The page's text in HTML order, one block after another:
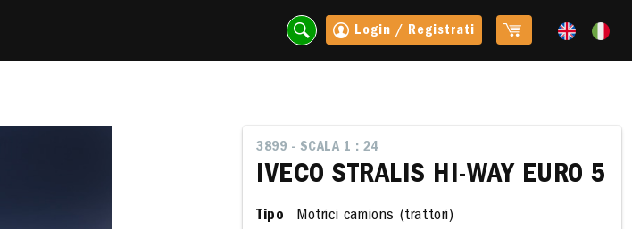
Login / Registrati
3899 - SCALA 1 : 24
IVECO STRALIS HI-WAY EURO 5
Tipo
Motrici camions (trattori)